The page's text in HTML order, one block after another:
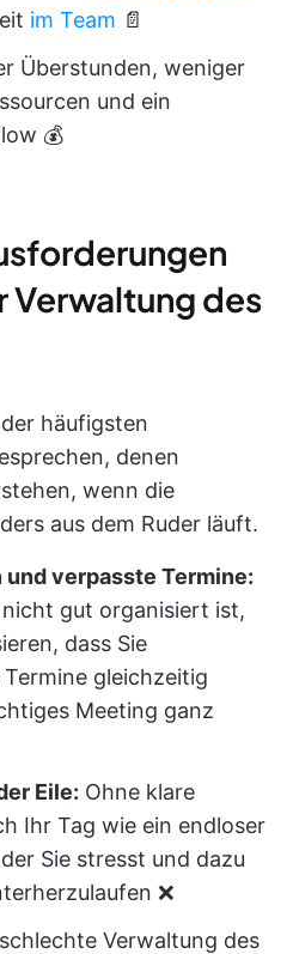
im Team 📄
Überstunden, weniger
und ein
💰
Verwaltung des
häufigsten
denen
wenn die
aus dem Ruder läuft.
verpasste Termine:
gut organisiert ist,
dass Sie
gleichzeitig
Meeting ganz
Eile: Ohne klare
Ihr Tag wie ein endloser
Sie stresst und dazu
❌
Verwaltung des